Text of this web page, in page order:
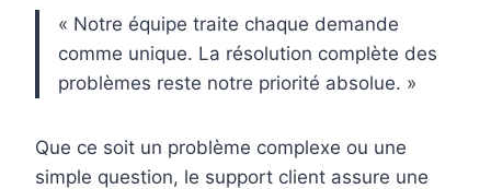
« Notre équipe traite chaque demande
comme unique. La résolution complète des
problèmes reste notre priorité absolue. »
Que ce soit un problème complexe ou une
simple question, le support client assure une